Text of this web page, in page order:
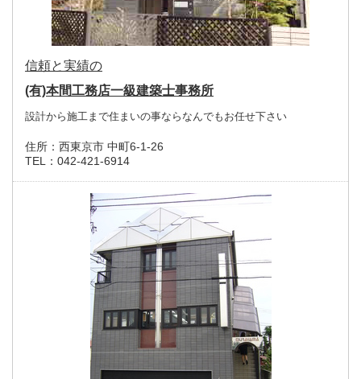
信頼と実績の
(有)本間工務店一級建築士事務所
設計から施工まで住まいの事ならなんでもお任せ下さい
住所： 西東京市 中町6-1-26
TEL： 042-421-6914